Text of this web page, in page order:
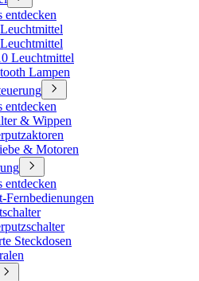
entdecken
Leuchtmittel
Lampen
entdecken
& Wippen
& Motoren
entdecken
Fernbedienungen
Steckdosen